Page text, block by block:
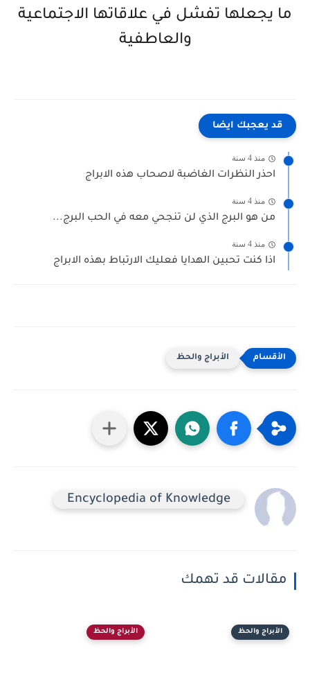
ما يجعلها تفشل في علاقاتها الاجتماعية
والعاطفية
قد يعجبك ايضا
منذ 4 سنة
احذر النظرات الغاضبة لاصحاب هذه الابراج
منذ 4 سنة
من هو البرج الذي لن تنجحي معه في الحب البرج...
منذ 4 سنة
اذا كنت تحبين الهدايا فعليك الارتباط بهذه الابراج
الأبراج والحظ
Encyclopedia of Knowledge
مقالات قد تهمك
الأبراج والحظ الأبراج والحظ